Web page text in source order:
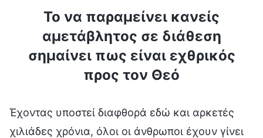
Το να παραμείνει κανείς
αμετάβλητος σε διάθεση
σημαίνει πως είναι εχθρικός
προς τον Θεό
Έχοντας υποστεί διαφθορά εδώ και αρκετές
χιλιάδες χρόνια, όλοι οι άνθρωποι έχουν γίνει